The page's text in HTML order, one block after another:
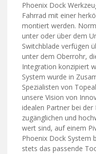
Phoenix Dock
Fahrrad mit einer
montiert werden.
unter oder über dem
Switchblade verfügen
unter dem Oberrohr,
Integration konzipiert
System wurde in
Spezialisten von
unsere Vision von
idealen Partner bei
zugänglichen und
wert sind, auf einem
Phoenix Dock System
stets das passende